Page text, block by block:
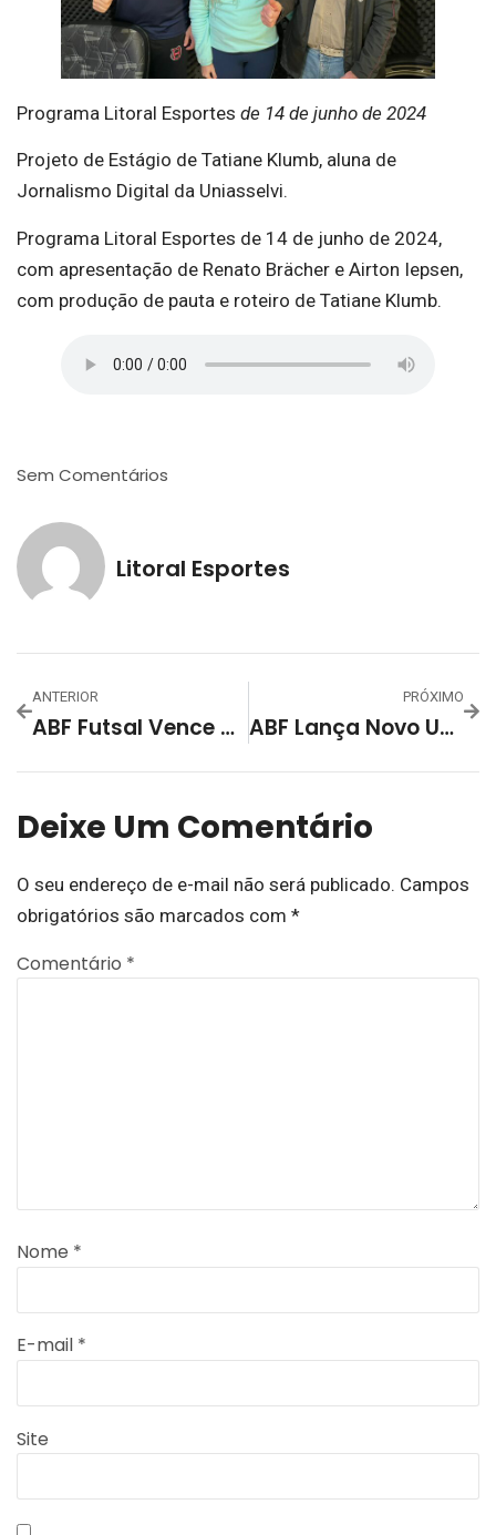
Programa Litoral Esportes de 14 de junho de 2024
Projeto de Estágio de Tatiane Klumb, aluna de
Jornalismo Digital da Uniasselvi.
Programa Litoral Esportes de 14 de junho de 2024,
com apresentação de Renato Brächer e Airton Iepsen,
com produção de pauta e roteiro de Tatiane Klumb.
Sem Comentários
Litoral Esportes
ANTERIOR
ABF Futsal Vence O Independente De Lavras Por 3 A 1 Fora De Casa E Assume A Liderança Da Chave A Do Campeonato Gaúcho
PRÓXIMO
ABF Lança Novo Uniforme, Fomenta O Social E O Desporto Escolar No Campeonato Gaúcho – Série Ouro
Deixe Um Comentário
O seu endereço de e-mail não será publicado. Campos
obrigatórios são marcados com *
Comentário *
Nome *
E-mail *
Site